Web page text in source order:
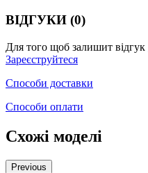
ВІДГУКИ (0)
Для того щоб залишит відгук
Зареєструйтеся
Способи доставки
Способи оплати
Схожі моделі
Previous